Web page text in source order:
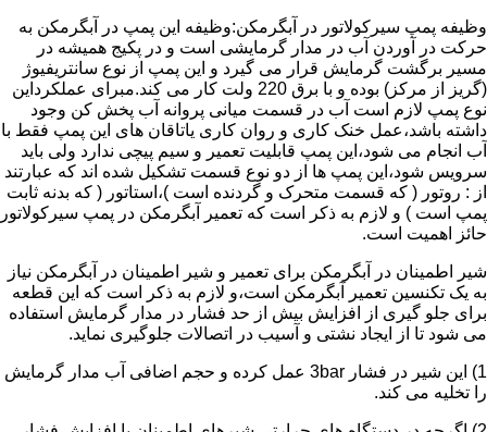
وظیفه پمپ سیرکولاتور در آبگرمکن:وظیفه این پمپ در آبگرمکن به
حرکت در آوردن آب در مدار گرمایشی است و در پکیج همیشه در
مسیر برگشت گرمایش قرار می گیرد و این پمپ از نوع سانتریفیوژ
(گریز از مرکز) بوده و با برق 220 ولت کار می کند.مبرای عملکرداین
نوع پمپ لازم است آب در قسمت میانی پروانه آب پخش کن وجود
داشته باشد،عمل خنک کاری و روان کاری یاتاقان های این پمپ فقط با
آب انجام می شود،این پمپ قابلیت تعمیر و سیم پیچی ندارد ولی باید
سرویس شود،این پمپ ها از دو نوع قسمت تشکیل شده اند که عبارتند
از : روتور ( که قسمت متحرک و گردنده است )،استاتور ( که بدنه ثابت
پمپ است ) و لازم به ذکر است که تعمیر آبگرمکن در پمپ سیرکولاتور
حائز اهمیت است.
شیر اطمینان در آبگرمکن برای تعمیر و شیر اطمینان در آبگرمکن نیاز
به یک تکنسین تعمیر آبگرمکن است،و لازم به ذکر است که این قطعه
برای جلو گیری از افزایش بیش از حد فشار در مدار گرمایش استفاده
می شود تا از ایجاد نشتی و آسیب در اتصالات جلوگیری نماید.
1) این شیر در فشار 3bar عمل کرده و حجم اضافی آب مدار گرمایش
را تخلیه می کند.